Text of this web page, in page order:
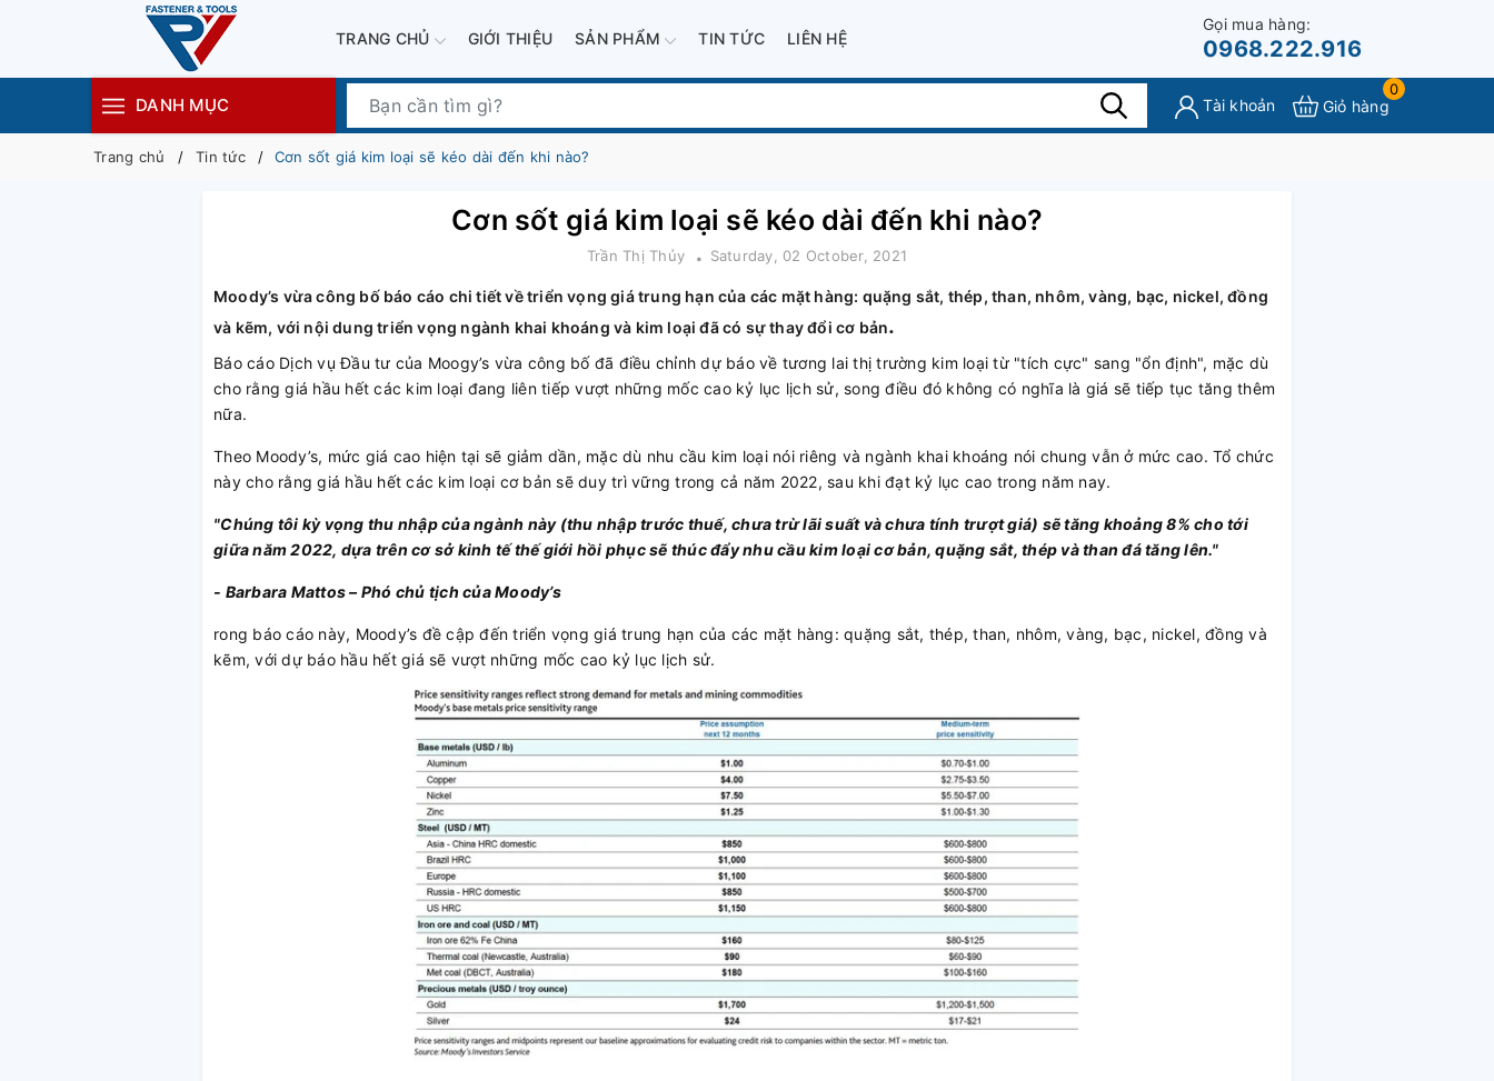
TRANG CHỦ GIỚI THIỆU SẢN PHẨM TIN TỨC LIÊN HỆ
Gọi mua hàng:
0968.222.916
DANH MỤC Tài khoản
0
Giỏ hàng
Trang chủ Tin tức Cơn sốt giá kim loại sẽ kéo dài đến khi nào?
Cơn sốt giá kim loại sẽ kéo dài đến khi nào?
Trần Thị Thủy Saturday, 02 October, 2021
Moody’s vừa công bố báo cáo chi tiết về triển vọng giá trung hạn của các mặt hàng: quặng sắt, thép, than, nhôm, vàng, bạc, nickel, đồng
và kẽm, với nội dung triển vọng ngành khai khoáng và kim loại đã có sự thay đổi cơ bản.
Báo cáo Dịch vụ Đầu tư của Moogy’s vừa công bố đã điều chỉnh dự báo về tương lai thị trường kim loại từ "tích cực" sang "ổn định", mặc dù
cho rằng giá hầu hết các kim loại đang liên tiếp vượt những mốc cao kỷ lục lịch sử, song điều đó không có nghĩa là giá sẽ tiếp tục tăng thêm
nữa.
Theo Moody’s, mức giá cao hiện tại sẽ giảm dần, mặc dù nhu cầu kim loại nói riêng và ngành khai khoáng nói chung vẫn ở mức cao. Tổ chức
này cho rằng giá hầu hết các kim loại cơ bản sẽ duy trì vững trong cả năm 2022, sau khi đạt kỷ lục cao trong năm nay.
"Chúng tôi kỳ vọng thu nhập của ngành này (thu nhập trước thuế, chưa trừ lãi suất và chưa tính trượt giá) sẽ tăng khoảng 8% cho tới
giữa năm 2022, dựa trên cơ sở kinh tế thế giới hồi phục sẽ thúc đẩy nhu cầu kim loại cơ bản, quặng sắt, thép và than đá tăng lên."
- Barbara Mattos – Phó chủ tịch của Moody’s
rong báo cáo này, Moody’s đề cập đến triển vọng giá trung hạn của các mặt hàng: quặng sắt, thép, than, nhôm, vàng, bạc, nickel, đồng và
kẽm, với dự báo hầu hết giá sẽ vượt những mốc cao kỷ lục lịch sử.